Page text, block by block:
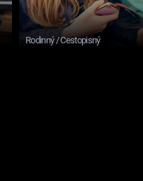
Rodinný / Cestopisný